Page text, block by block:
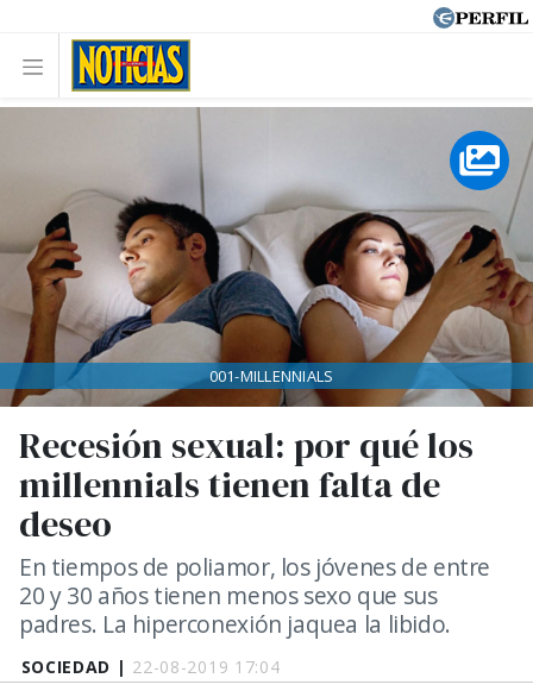
SOCIEDAD | 22-08-2019 17:04
Recesión sexual: por qué los
millennials tienen falta de
deseo
En tiempos de poliamor, los jóvenes de entre
20 y 30 años tienen menos sexo que sus
padres. La hiperconexión jaquea la libido.
001-MILLENNIALS